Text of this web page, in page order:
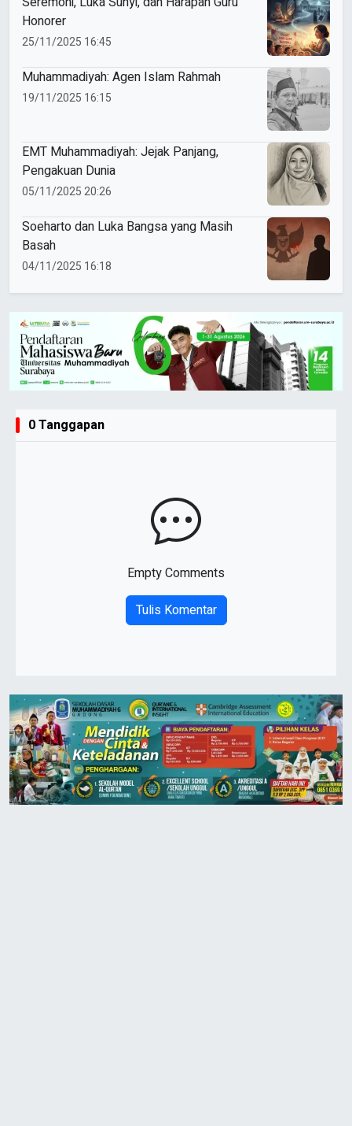
Honorer
25/11/2025 16:45
Muhammadiyah: Agen Islam Rahmah
19/11/2025 16:15
EMT Muhammadiyah: Jejak Panjang,
Pengakuan Dunia
05/11/2025 20:26
Soeharto dan Luka Bangsa yang Masih
Basah
04/11/2025 16:18
0 Tanggapan
Empty Comments
Tulis Komentar